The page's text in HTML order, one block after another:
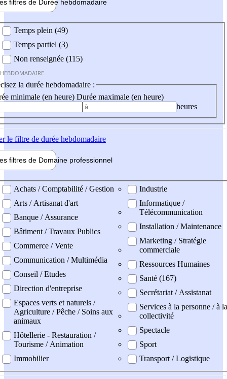
filtres de Durée hebdomadaire
Temps plein (49)
Temps partiel (3)
Non renseignée (115)
la durée hebdomadaire :
minimale (en heure) Durée maximale (en heure)
heures
le filtre de durée hebdomadaire
filtres de Domaine professionnel
professionel
Achats / Comptabilité / Gestion
Arts / Artisanat d'art
Banque / Assurance
Bâtiment / Travaux Publics
Commerce / Vente
Communication / Multimédia
Conseil / Etudes
Direction d'entreprise
Espaces verts et naturels /
Agriculture / Pêche / Soins aux
animaux
Hôtellerie - Restauration /
Tourisme / Animation
Immobilier
Industrie
Informatique /
Télécommunication
Installation / Maintenance
Marketing / Stratégie
commerciale
Ressources Humaines
Santé (167)
Secrétariat / Assistanat
Services à la personne / à la
collectivité
Spectacle
Sport
Transport / Logistique